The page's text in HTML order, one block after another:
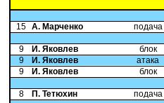
15 А. Марченко подача
9 И. Яковлев
блок
9
И. Яковлев
атака
9
И. Яковлев блок
8 П. Тетюхин подача